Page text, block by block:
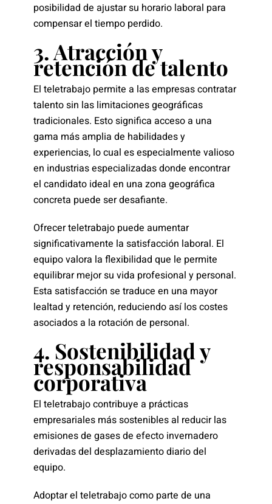
posibilidad de ajustar su horario laboral para
compensar el tiempo perdido.
3. Atracción y
retención de talento
El teletrabajo permite a las empresas contratar
talento sin las limitaciones geográficas
tradicionales. Esto significa acceso a una
gama más amplia de habilidades y
experiencias, lo cual es especialmente valioso
en industrias especializadas donde encontrar
el candidato ideal en una zona geográfica
concreta puede ser desafiante.
Ofrecer teletrabajo puede aumentar
significativamente la satisfacción laboral. El
equipo valora la flexibilidad que le permite
equilibrar mejor su vida profesional y personal.
Esta satisfacción se traduce en una mayor
lealtad y retención, reduciendo así los costes
asociados a la rotación de personal.
4. Sostenibilidad y
responsabilidad
corporativa
El teletrabajo contribuye a prácticas
empresariales más sostenibles al reducir las
emisiones de gases de efecto invernadero
derivadas del desplazamiento diario del
equipo.
Adoptar el teletrabajo como parte de una